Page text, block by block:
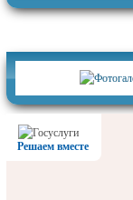
Решаем вместе